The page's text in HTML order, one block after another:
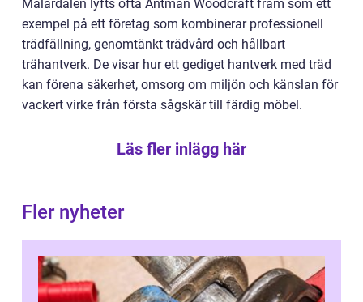
Mälardalen lyfts ofta Antman Woodcraft fram som ett
exempel på ett företag som kombinerar professionell
trädfällning, genomtänkt trädvård och hållbart
trähantverk. De visar hur ett gediget hantverk med träd
kan förena säkerhet, omsorg om miljön och känslan för
vackert virke från första sågskär till färdig möbel.
Läs fler inlägg här
Fler nyheter